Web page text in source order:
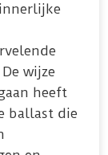
wijze
heeft
ballast die